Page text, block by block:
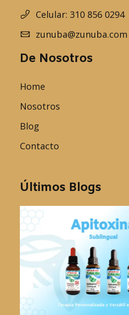
Celular: 310 856 0294
zunuba@zunuba.com
De Nosotros
Home
Nosotros
Blog
Contacto
Últimos Blogs